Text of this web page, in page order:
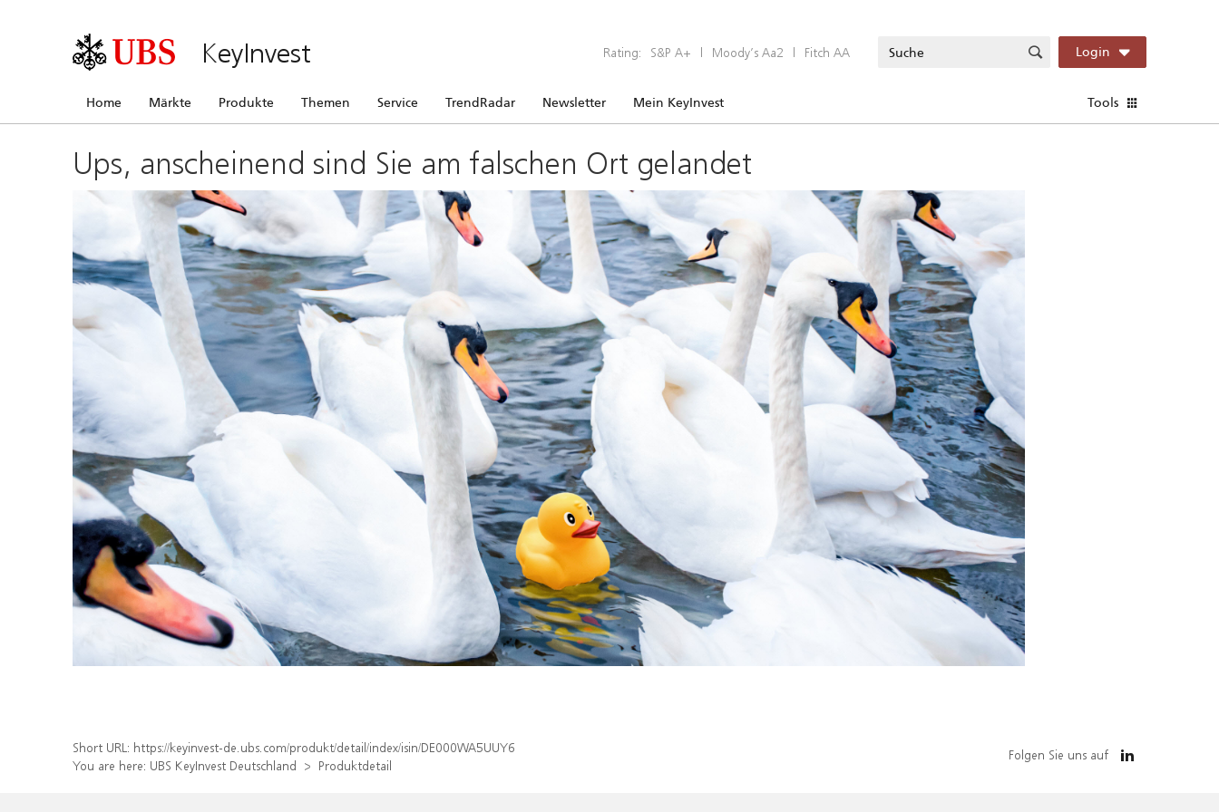
KeyInvest Rating: S&P A+ | Moody’s Aa2 | Fitch AA Login
Home Märkte Produkte Themen Service TrendRadar Newsletter Mein KeyInvest Tools
Ups, anscheinend sind Sie am falschen Ort gelandet
Short URL: https://keyinvest-de.ubs.com/produkt/detail/index/isin/DE000WA5UUY6
You are here: UBS KeyInvest Deutschland Produktdetail
Folgen Sie uns auf